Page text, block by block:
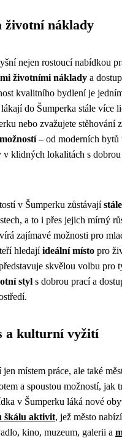
životní náklady
nejen rostoucí nabídkou
životními náklady a
kvalitního bydlení je
do Šumperka stále více
nebo zvažujete stěhování
– od moderních bytů
v klidných lokalitách s
v Šumperku zůstávají
a to i přes jejich mírný
zajímavé možnosti pro
hledajíideální místo pro
skvělou volbu pro
styl s dobrou prací a
a kulturní vyžití
jen místem práce, ale také
a spoustou možností, jak
v Šumperku láká nové
škálu aktivit, jež město
kino, muzeum, galerii a